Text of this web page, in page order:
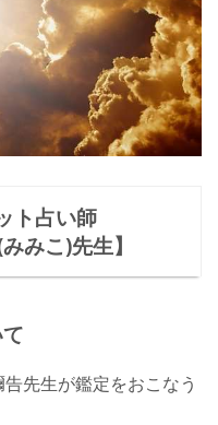
ト占い師
みこ)先生】
先生が鑑定をおこなう